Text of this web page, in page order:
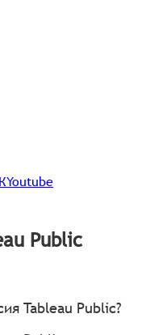
Youtube
Public
Tableau Public?